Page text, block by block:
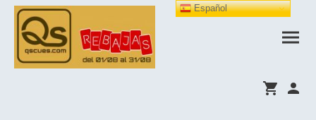
Español